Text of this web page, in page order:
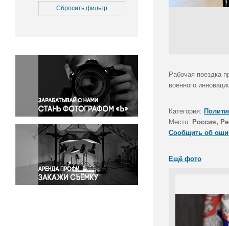
Медицина
Окружающая среда
Политика
Правосудие
Происшествия и конфликты
Религия
Светская жизнь
Спорт
Экология
Экономика и бизнес
Сбросить фильтр
Рабочая поездка
военного
Категория:
Место: Россия,
Сообщить об
Ещё фото